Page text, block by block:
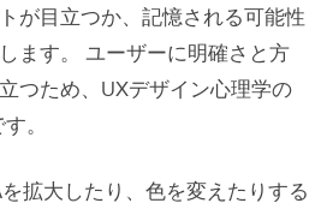
が目立つか、記憶される可能性
ます。 ユーザーに明確さと方
つため、UXデザイン心理学の
。
拡大したり、色を変えたりする